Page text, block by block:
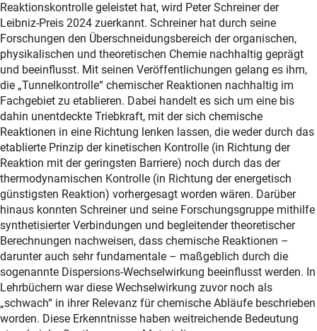
Reaktionskontrolle geleistet hat, wird Peter Schreiner der
Leibniz-Preis 2024 zuerkannt. Schreiner hat durch seine
Forschungen den Überschneidungsbereich der organischen,
physikalischen und theoretischen Chemie nachhaltig geprägt
und beeinflusst. Mit seinen Veröffentlichungen gelang es ihm,
die „Tunnelkontrolle“ chemischer Reaktionen nachhaltig im
Fachgebiet zu etablieren. Dabei handelt es sich um eine bis
dahin unentdeckte Triebkraft, mit der sich chemische
Reaktionen in eine Richtung lenken lassen, die weder durch das
etablierte Prinzip der kinetischen Kontrolle (in Richtung der
Reaktion mit der geringsten Barriere) noch durch das der
thermodynamischen Kontrolle (in Richtung der energetisch
günstigsten Reaktion) vorhergesagt worden wären. Darüber
hinaus konnten Schreiner und seine Forschungsgruppe mithilfe
synthetisierter Verbindungen und begleitender theoretischer
Berechnungen nachweisen, dass chemische Reaktionen –
darunter auch sehr fundamentale – maßgeblich durch die
sogenannte Dispersions-Wechselwirkung beeinflusst werden. In
Lehrbüchern war diese Wechselwirkung zuvor noch als
„schwach“ in ihrer Relevanz für chemische Abläufe beschrieben
worden. Diese Erkenntnisse haben weitreichende Bedeutung